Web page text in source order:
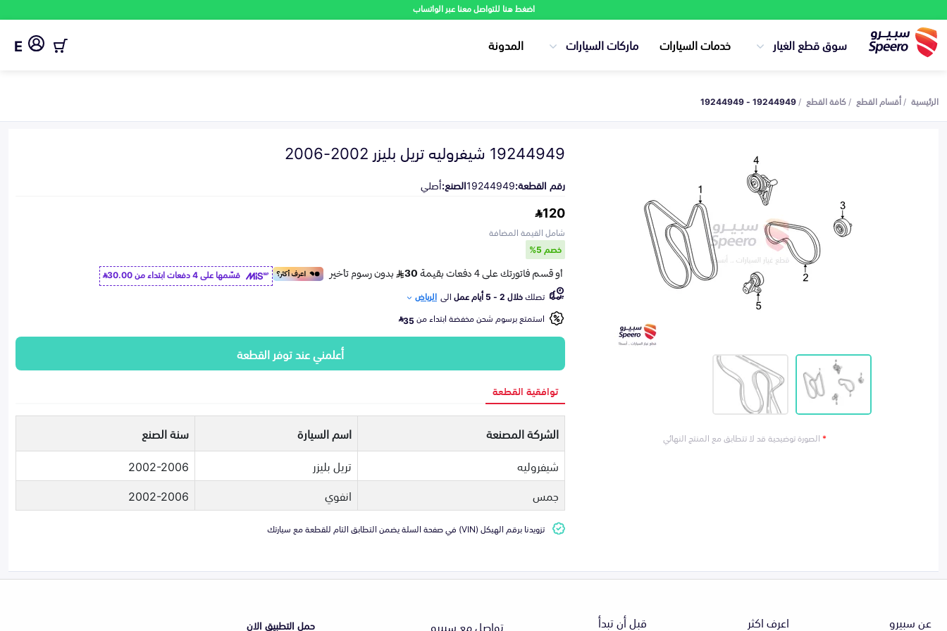
اضغط هنا للتواصل معنا عبر الواتساب
سوق قطع الغيار خدمات السيارات ماركات السيارات المدونة E
الرئيسية أقسام القطع كافة القطع 19244949 - 19244949
*الصورة توضيحية قد لا تتطابق مع المنتج النهائي
19244949 شيفروليه تريل بليزر 2002-2006
رقم القطعة:19244949الصنع:أصلي
120
شامل القيمة المضافة
خصم 5%
قسّمها على 4 دفعات ابتداء من
30.00
تصلكخلال 2 - 5 أيام عمل الى الرياض
استمتع برسوم شحن مخفضة ابتداء من35
أعلمني عند توفر القطعة
توافقية القطعة
الشركة المصنعة اسم السيارة
سنة الصنع
شيفروليه
تريل بليزر
2002-2006
جمس
انفوي 2002-2006
تزويدنا برقم الهيكل (VIN) في صفحة السلة يضمن التطابق التام للقطعة مع سيارتك
عن سبيرو اعرف اكثر قبل أن تبدأ تواصل مع سبيرو حمل التطبيق الان